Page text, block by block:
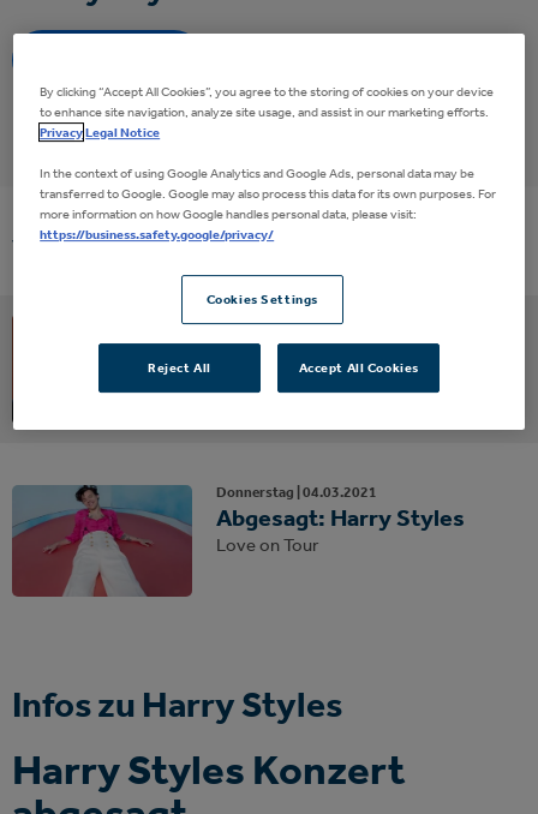
Vergangene Events
Sonntag |25.03.2018
Harry Styles
Live on Tour
Donnerstag | 04.03.2021
Abgesagt: Harry Styles
Love on Tour
Infos zu Harry Styles
Harry Styles Konzert
By clicking “Accept All Cookies”, you agree to the storing of cookies on your device
to enhance site navigation, analyze site usage, and assist in our marketing efforts.
PrivacyLegal Notice
In the context of using Google Analytics and Google Ads, personal data may be
transferred to Google. Google may also process this data for its own purposes. For
more information on how Google handles personal data, please visit:
https://business.safety.google/privacy/
Cookies Settings
Reject All Accept All Cookies